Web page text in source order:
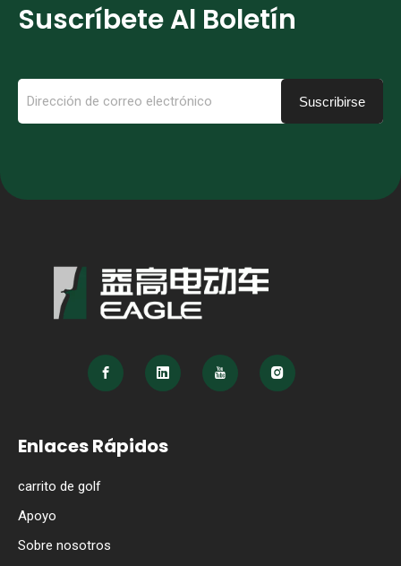
Suscríbete Al Boletín
Suscribirse
Enlaces Rápidos
carrito de golf
Apoyo
Sobre nosotros